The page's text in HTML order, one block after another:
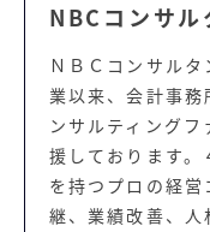
NBCコンサル
ＮＢＣコンサル
業以来、会計事
ンサルティング
援しております。
を持つプロの経
継、業績改善、